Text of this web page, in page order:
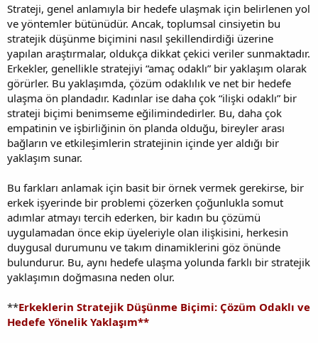
Strateji, genel anlamıyla bir hedefe ulaşmak için belirlenen yol
ve yöntemler bütünüdür. Ancak, toplumsal cinsiyetin bu
stratejik düşünme biçimini nasıl şekillendirdiği üzerine
yapılan araştırmalar, oldukça dikkat çekici veriler sunmaktadır.
Erkekler, genellikle stratejiyi “amaç odaklı” bir yaklaşım olarak
görürler. Bu yaklaşımda, çözüm odaklılık ve net bir hedefe
ulaşma ön plandadır. Kadınlar ise daha çok “ilişki odaklı” bir
strateji biçimi benimseme eğilimindedirler. Bu, daha çok
empatinin ve işbirliğinin ön planda olduğu, bireyler arası
bağların ve etkileşimlerin stratejinin içinde yer aldığı bir
yaklaşım sunar.
Bu farkları anlamak için basit bir örnek vermek gerekirse, bir
erkek işyerinde bir problemi çözerken çoğunlukla somut
adımlar atmayı tercih ederken, bir kadın bu çözümü
uygulamadan önce ekip üyeleriyle olan ilişkisini, herkesin
duygusal durumunu ve takım dinamiklerini göz önünde
bulundurur. Bu, aynı hedefe ulaşma yolunda farklı bir stratejik
yaklaşımın doğmasına neden olur.
**Erkeklerin Stratejik Düşünme Biçimi: Çözüm Odaklı ve
Hedefe Yönelik Yaklaşım**